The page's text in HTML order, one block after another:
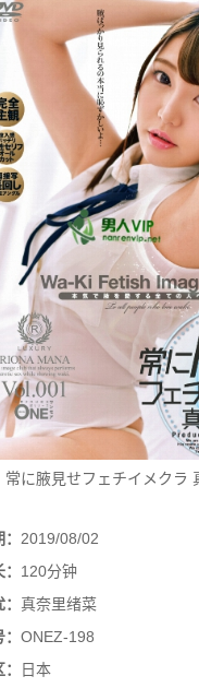
常に腋見せフェチイメクラ
2019/08/02
120分钟
真奈里绪菜
ONEZ-198
日本